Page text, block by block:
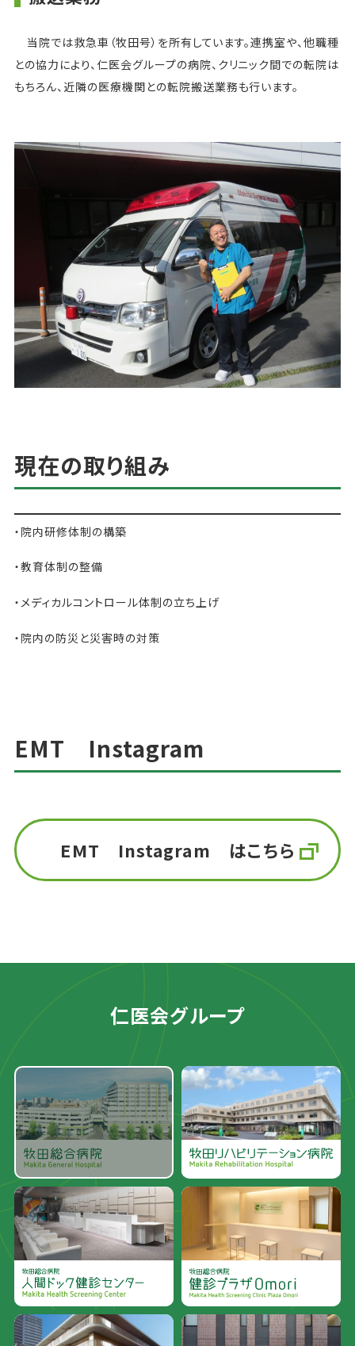
当院では救急車（牧田号）を所有しています。連携室や、他職種
との協力により、仁医会グループの病院、クリニック間での転院は
もちろん、近隣の医療機関との転院搬送業務も行います。
現在の取り組み
・院内研修体制の構築
・教育体制の整備
・メディカルコントロール体制の立ち上げ
・院内の防災と災害時の対策
EMT Instagram
EMT Instagram はこちら
仁医会グループ